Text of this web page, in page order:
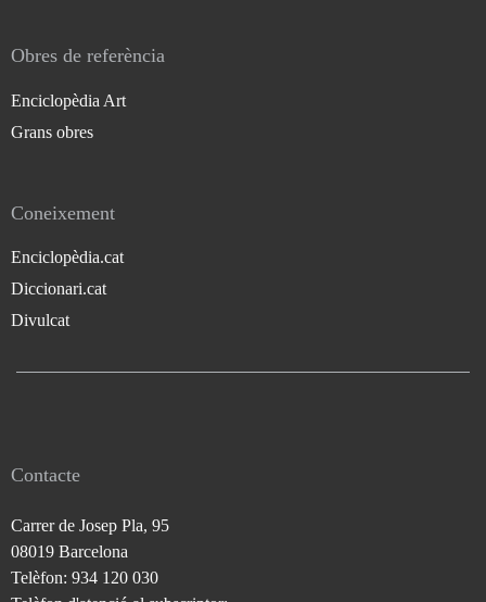
Obres de referència
Enciclopèdia Art
Grans obres
Coneixement
Enciclopèdia.cat
Diccionari.cat
Divulcat
Contacte
Carrer de Josep Pla, 95
08019 Barcelona
Telèfon: 934 120 030